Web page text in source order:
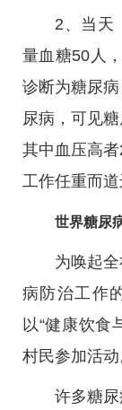
2、当天
量血糖50人
诊断为糖尿
尿病，可见
其中血压高
工作任重而道
世界糖尿
为唤起
病防治工作
以“健康饮食
村民参加活动
许多糖